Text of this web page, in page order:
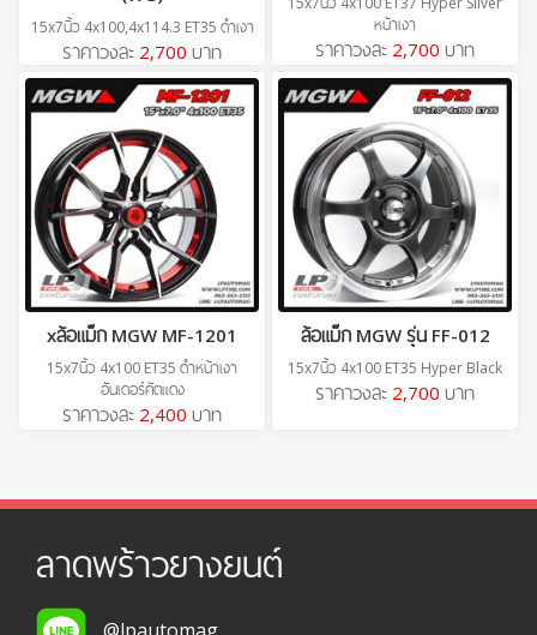
15x7นิ้ว 4x100,4x114.3 ET35 ดำเงา
ราคาวงละ 2,700 บาท
หน้าเงา
ราคาวงละ 2,700 บาท
xล้อแม็ก MGW MF-1201
15x7นิ้ว 4x100 ET35 ดำหน้าเงา
อันเดอร์คัตแดง
ราคาวงละ 2,400 บาท
ล้อแม็ก MGW รุ่น FF-012
15x7นิ้ว 4x100 ET35 Hyper Black
ราคาวงละ 2,700 บาท
ลาดพร้าวยางยนต์